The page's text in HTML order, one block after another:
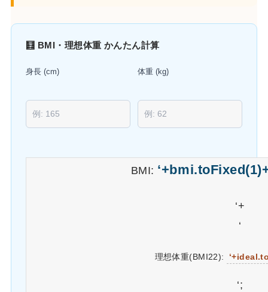
🧮 BMI・理想体重 かんたん計算
身長 (cm) 体重 (kg)
BMI:
‘+
‘
理想体重(BMI22):
‘;